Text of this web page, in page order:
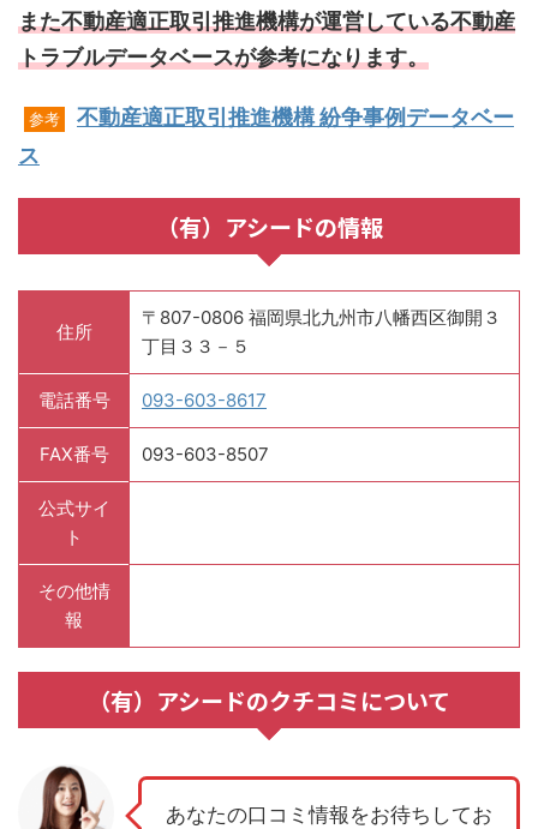
また不動産適正取引推進機構が運営している不動産
トラブルデータベースが参考になります。
参考
不動産適正取引推進機構 紛争事例データベー
ス
（有）アシードの情報
住所
〒807-0806 福岡県北九州市八幡西区御開３
丁目３３－５
電話番号 093-603-8617
FAX番号 093-603-8507
公式サイ
ト
その他情
報
（有）アシードのクチコミについて
あなたの口コミ情報をお待ちしてお